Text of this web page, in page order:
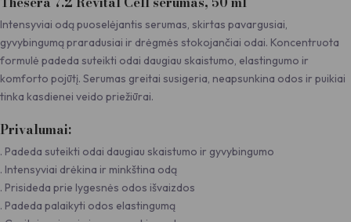
Intensyviai odą puoselėjantis serumas, skirtas pavargusiai,
gyvybingumą praradusiai ir drėgmės stokojančiai odai. Koncentruota
formulė padeda suteikti odai daugiau skaistumo, elastingumo ir
komforto pojūtį. Serumas greitai susigeria, neapsunkina odos ir puikiai
tinka kasdienei veido priežiūrai.
Privalumai:
. Padeda suteikti odai daugiau skaistumo ir gyvybingumo
. Intensyviai drėkina ir minkština odą
. Prisideda prie lygesnės odos išvaizdos
. Padeda palaikyti odos elastingumą